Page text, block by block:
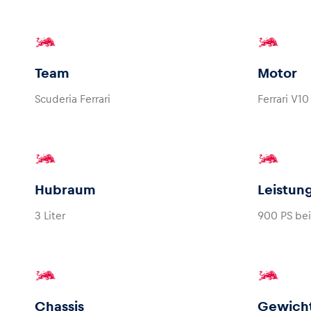
Team
Scuderia Ferrari
Motor
Ferrari V10
Hubraum
3 Liter 900 PS
Chassis